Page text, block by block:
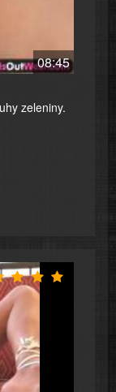
08:45
zeleniny.